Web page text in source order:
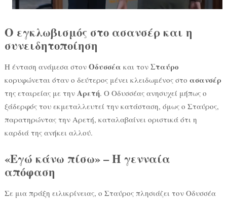
Ο εγκλωβισμός στο ασανσέρ και η
συνειδητοποίηση
Η ένταση ανάμεσα στον Οδυσσέα και τον Σταύρο
κορυφώνεται όταν ο δεύτερος μένει κλειδωμένος στο ασανσέρ
της εταιρείας με την Αρετή. Ο Οδυσσέας ανησυχεί μήπως ο
ξάδερφός του εκμεταλλευτεί την κατάσταση, όμως ο Σταύρος,
παρατηρώντας την Αρετή, καταλαβαίνει οριστικά ότι η
καρδιά της ανήκει αλλού.
«Εγώ κάνω πίσω» – Η γενναία
απόφαση
Σε μια πράξη ειλικρίνειας, ο Σταύρος πλησιάζει τον Οδυσσέα